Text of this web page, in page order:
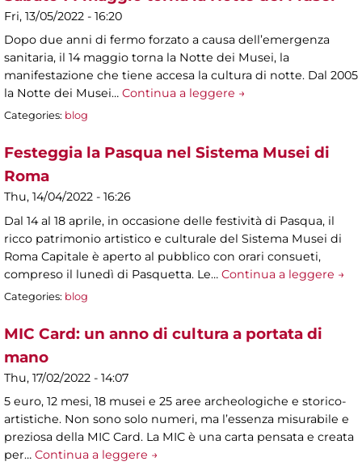
Fri, 13/05/2022 - 16:20
Dopo due anni di fermo forzato a causa dell’emergenza
sanitaria, il 14 maggio torna la Notte dei Musei, la
manifestazione che tiene accesa la cultura di notte. Dal 2005
la Notte dei Musei… Continua a leggere →
Categories: blog
Festeggia la Pasqua nel Sistema Musei di
Roma
Thu, 14/04/2022 - 16:26
Dal 14 al 18 aprile, in occasione delle festività di Pasqua, il
ricco patrimonio artistico e culturale del Sistema Musei di
Roma Capitale è aperto al pubblico con orari consueti,
compreso il lunedì di Pasquetta. Le… Continua a leggere →
Categories: blog
MIC Card: un anno di cultura a portata di
mano
Thu, 17/02/2022 - 14:07
5 euro, 12 mesi, 18 musei e 25 aree archeologiche e storico-
artistiche. Non sono solo numeri, ma l’essenza misurabile e
preziosa della MIC Card. La MIC è una carta pensata e creata
per… Continua a leggere →